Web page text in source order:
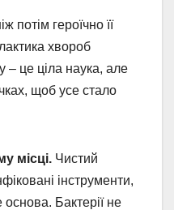
потім героїчно її
хвороб
– це ціла наука, але
щоб усе стало
місці. Чистий
інструменти,
основа. Бактерії не